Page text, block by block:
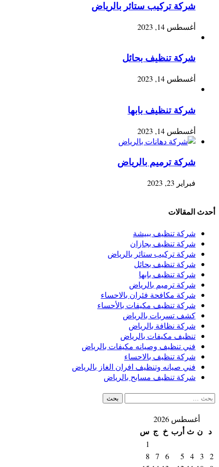
شركة تركيب ستائر بالرياض
أغسطس 14, 2023
شركة تنظيف بحائل
أغسطس 14, 2023
شركة تنظيف بابها
أغسطس 14, 2023
شركة ترميم بالرياض
فبراير 23, 2023
أحدث المقالات
شركة تنظيف ببيشة
شركة تنظيف بجازان
شركة تركيب ستائر بالرياض
شركة تنظيف بحائل
شركة تنظيف بابها
شركة ترميم بالرياض
شركة مكافحة فئران بالاحساء
شركة تنظيف مكيفات بالأحساء
كشف تسربات بالرياض
شركة نظافة بالرياض
تنظيف مكيفات بالرياض
فني تنظيف وصيانه مكيفات بالرياض
شركة تنظيف بالاحساء
فني صيانه وتنظيف افران الغاز بالرياض
شركة تنظيف مسابح بالرياض
البحث
عن:
أغسطس 2026
د ن ث أرب خ ج س
1
2
3
4
5
6
7
8